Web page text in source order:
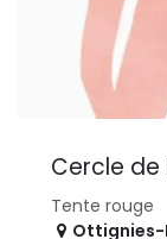
Cercle de
Tente rouge
Ottignies-